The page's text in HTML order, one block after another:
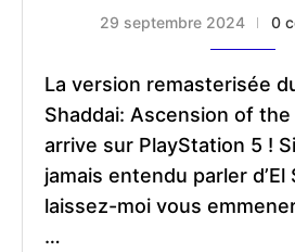
29 septembre 2024 0
La version remasterisée
Shaddai: Ascension of
arrive sur PlayStation 5 !
jamais entendu parler d’El
laissez-moi vous
…